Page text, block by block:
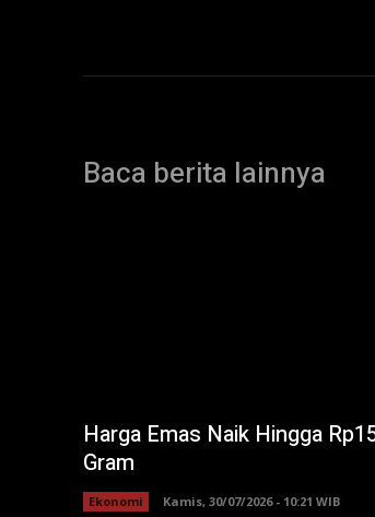
Baca berita lainnya
Harga Emas Naik Hingga
Gram
Ekonomi Kamis, 30/07/2026 - 10:21 WIB